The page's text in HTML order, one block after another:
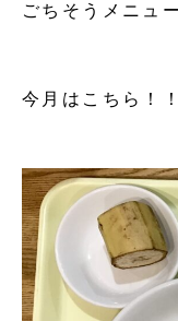
ごちそうメニュ
今月はこちら！！